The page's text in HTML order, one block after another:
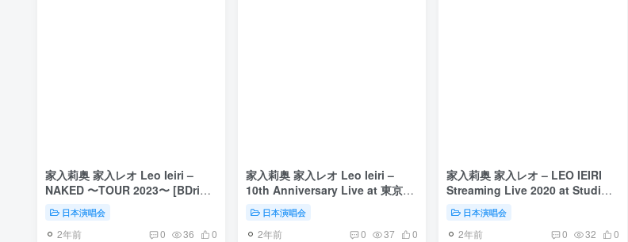
家入莉奥 家入レオ Leo Ieiri –
NAKED 〜TOUR 2023〜 [BDrip
MP4 37.8GB]
日本演唱会
2年前 0 36 0
家入莉奥 家入レオ Leo Ieiri –
10th Anniversary Live at 東京ガ
ーデンシアター 2022《BDISO
41.3GB》
日本演唱会
2年前 0 37 0
家入莉奥 家入レオ – LEO IEIRI
Streaming Live 2020 at Studio
Coast 2021《BDISO 22.6G》
日本演唱会
2年前 0 32 0